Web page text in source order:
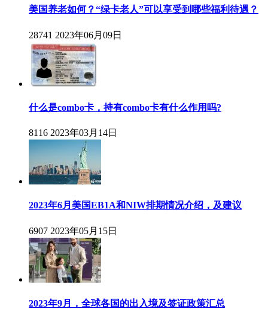
美国养老如何？“绿卡老人”可以享受到哪些福利待遇？
28741 2023年06月09日
什么是combo卡，持有combo卡有什么作用吗?
8116 2023年03月14日
2023年6月美国EB1A和NIW排期情况介绍，及建议
6907 2023年05月15日
2023年9月，全球各国的出入境及签证政策汇总